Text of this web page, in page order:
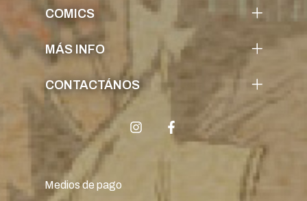
COMICS
MÁS INFO
CONTACTÁNOS
Medios de pago